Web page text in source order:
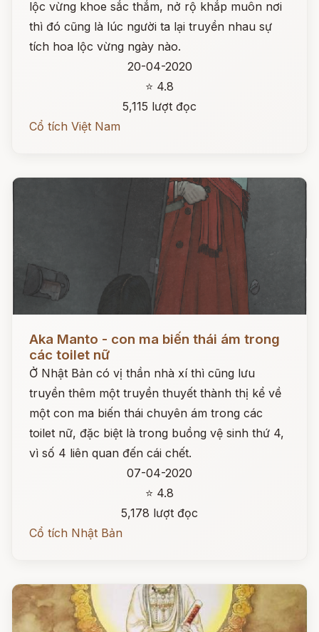
lộc vừng khoe sắc thắm, nở rộ khắp muôn nơi
thì đó cũng là lúc người ta lại truyền nhau sự
tích hoa lộc vừng ngày nào.
20-04-2020
⭐ 4.8
5,115 lượt đọc
Cổ tích Việt Nam
Aka Manto - con ma biến thái ám trong
các toilet nữ
Ở Nhật Bản có vị thần nhà xí thì cũng lưu
truyền thêm một truyền thuyết thành thị kể về
một con ma biến thái chuyên ám trong các
toilet nữ, đặc biệt là trong buồng vệ sinh thứ 4,
vì số 4 liên quan đến cái chết.
07-04-2020
⭐ 4.8
5,178 lượt đọc
Cổ tích Nhật Bản